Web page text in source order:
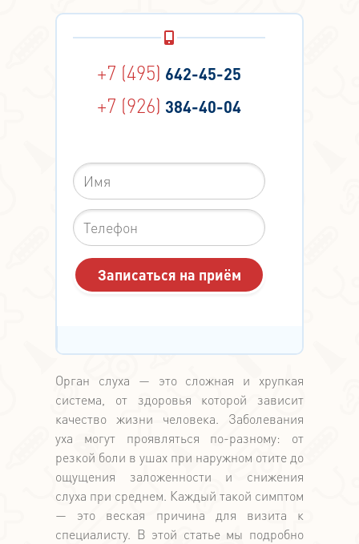
+7 (495) 642-45-25
+7 (926) 384-40-04
Орган слуха — это сложная и хрупкая
система, от здоровья которой зависит
качество жизни человека. Заболевания
уха могут проявляться по-разному: от
резкой боли в ушах при наружном отите до
ощущения заложенности и снижения
слуха при среднем. Каждый такой симптом
— это веская причина для визита к
специалисту. В этой статье мы подробно